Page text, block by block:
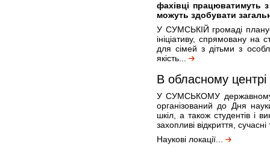
фахівці працюватимуть
можуть здобувати
У СУМСЬКІЙ громаді
ініціативу, спрямовану на
для сімей з дітьми з
якість...
В обласному центрі
У СУМСЬКОМУ державному
організований до Дня
шкіл, а також студентів і
захопливі відкриття,
Наукові локації...